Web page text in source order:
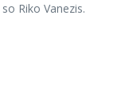
Riko Vanezis.